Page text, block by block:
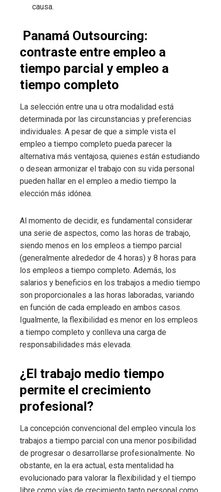
causa.
Panamá Outsourcing:
contraste entre empleo a
tiempo parcial y empleo a
tiempo completo
La selección entre una u otra modalidad está
determinada por las circunstancias y preferencias
individuales. A pesar de que a simple vista el
empleo a tiempo completo pueda parecer la
alternativa más ventajosa, quienes están estudiando
o desean armonizar el trabajo con su vida personal
pueden hallar en el empleo a medio tiempo la
elección más idónea.
Al momento de decidir, es fundamental considerar
una serie de aspectos, como las horas de trabajo,
siendo menos en los empleos a tiempo parcial
(generalmente alrededor de 4 horas) y 8 horas para
los empleos a tiempo completo. Además, los
salarios y beneficios en los trabajos a medio tiempo
son proporcionales a las horas laboradas, variando
en función de cada empleado en ambos casos.
Igualmente, la flexibilidad es menor en los empleos
a tiempo completo y conlleva una carga de
responsabilidades más elevada.
¿El trabajo medio tiempo
permite el crecimiento
profesional?
La concepción convencional del empleo vincula los
trabajos a tiempo parcial con una menor posibilidad
de progresar o desarrollarse profesionalmente. No
obstante, en la era actual, esta mentalidad ha
evolucionado para valorar la flexibilidad y el tiempo